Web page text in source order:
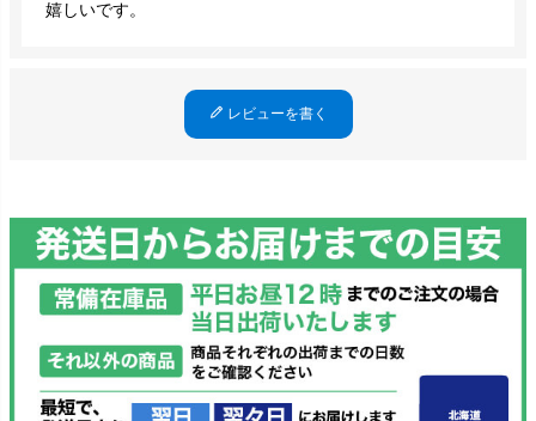
嬉しいです。
レビューを書く